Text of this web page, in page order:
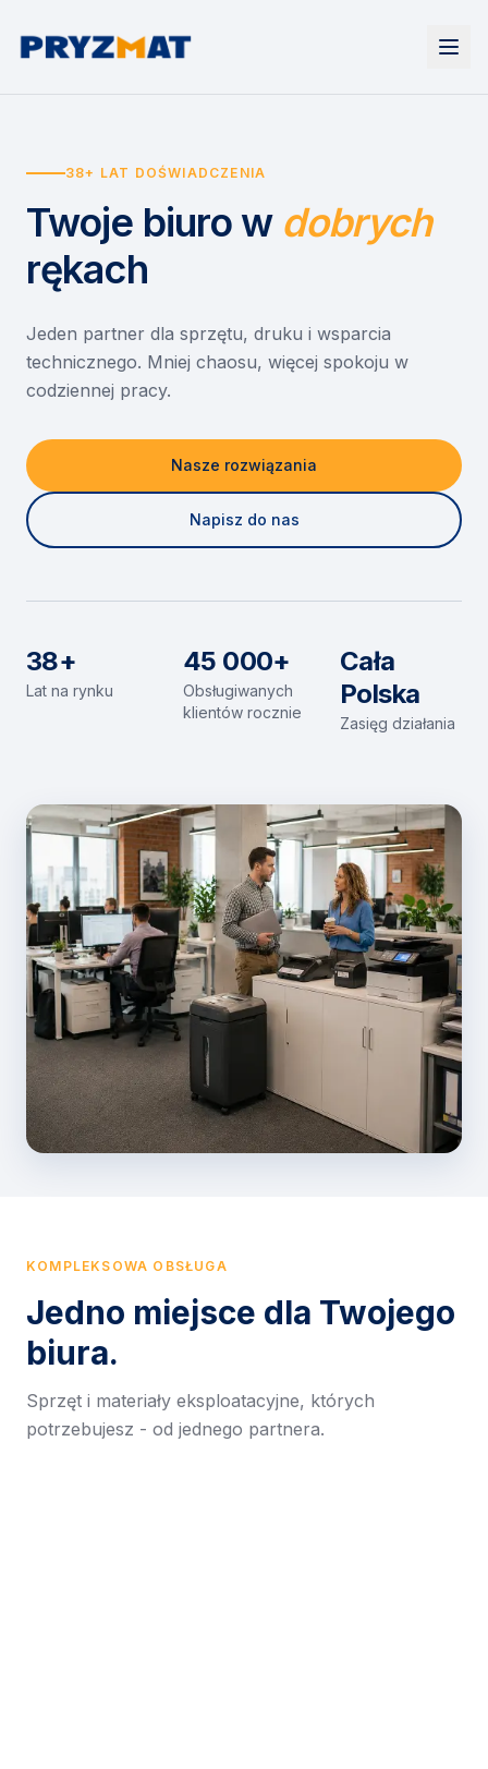
Urządzenia
Drukarki i urządzenia wielofunkcyjne
Etykiety i identyfikacja
Skanery i obieg dokumentów
Monitory interaktywne
Niszczarki dokumentów
Wynajem drukarek
Wynajem urządzeń biurowych
Asystent druku
EZD RP
Misja szkoła
Serwis
O nas
Kontakt
38+ LAT DOŚWIADCZENIA
Twoje biuro w dobrych
rękach
Jeden partner dla sprzętu, druku i wsparcia
technicznego. Mniej chaosu, więcej spokoju w
codziennej pracy.
Nasze rozwiązania
Napisz do nas
38+
Lat na rynku
45 000+
Obsługiwanych
klientów rocznie
Cała
Polska
Zasięg działania
KOMPLEKSOWA OBSŁUGA
Jedno miejsce dla Twojego
biura.
Sprzęt i materiały eksploatacyjne, których
potrzebujesz - od jednego partnera.